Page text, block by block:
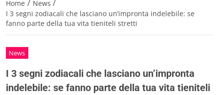
Home / News /
I 3 segni zodiacali che lasciano un’impronta indelebile: se
fanno parte della tua vita tieniteli stretti
News
I 3 segni zodiacali che lasciano un’impronta
indelebile: se fanno parte della tua vita tieniteli